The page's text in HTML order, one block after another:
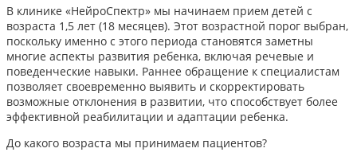
В клинике «НейроСпектр» мы начинаем прием детей с
возраста 1,5 лет (18 месяцев). Этот возрастной порог выбран,
поскольку именно с этого периода становятся заметны
многие аспекты развития ребенка, включая речевые и
поведенческие навыки. Раннее обращение к специалистам
позволяет своевременно выявить и скорректировать
возможные отклонения в развитии, что способствует более
эффективной реабилитации и адаптации ребенка.​
До какого возраста мы принимаем пациентов?